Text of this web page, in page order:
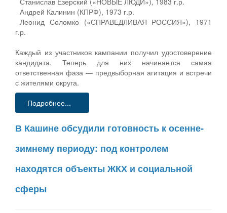
Андрей Калинин (КПРФ), 1973 г.р.
Леонид Соломко («СПРАВЕДЛИВАЯ РОССИЯ»), 1971
г.р.
Каждый из участников кампании получил удостоверение
кандидата. Теперь для них начинается самая
ответственная фаза — предвыборная агитация и встречи
с жителями округа.
Подробнее...
В Кашине обсудили готовность к осенне-
зимнему периоду: под контролем
находятся объекты ЖКХ и социальной
сферы